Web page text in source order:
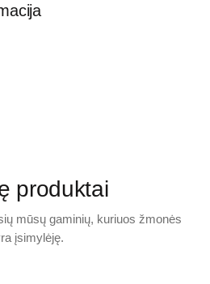
produktai
mūsų gaminių, kuriuos žmonės
įsimylėję.